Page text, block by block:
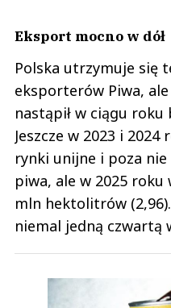
Eksport mocno w dół
Polska utrzymuje się
eksporterów Piwa,
nastąpił w ciągu
Jeszcze w 2023 i
rynki unijne i poza
piwa, ale w 2025 roku
mln hektolitrów
niemal jedną czwartą